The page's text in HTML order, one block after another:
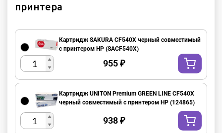
принтера
Картридж SAKURA CF540X черный совместимый
с принтером HP (SACF540X)
955 ₽
Картридж UNITON Premium GREEN LINE CF540X
черный совместимый с принтером HP (124865)
938 ₽